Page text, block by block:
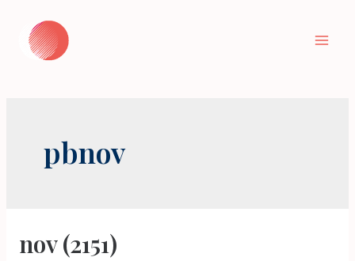
content
pbnov
nov (2151)